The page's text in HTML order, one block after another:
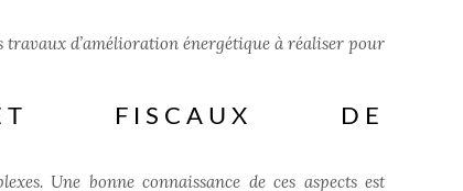
travaux d’amélioration énergétique à réaliser pour
ET FISCAUX DE
Une bonne connaissance de ces aspects est